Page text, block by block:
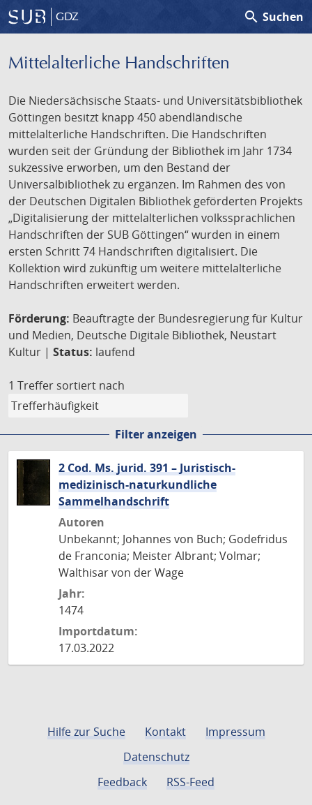
GDZ search Suchen
Mittelalterliche Handschriften
Die Niedersächsische Staats- und Universitätsbibliothek
Göttingen besitzt knapp 450 abendländische
mittelalterliche Handschriften. Die Handschriften
wurden seit der Gründung der Bibliothek im Jahr 1734
sukzessive erworben, um den Bestand der
Universalbibliothek zu ergänzen. Im Rahmen des von
der Deutschen Digitalen Bibliothek geförderten Projekts
„Digitalisierung der mittelalterlichen volkssprachlichen
Handschriften der SUB Göttingen“ wurden in einem
ersten Schritt 74 Handschriften digitalisiert. Die
Kollektion wird zukünftig um weitere mittelalterliche
Handschriften erweitert werden.
Förderung: Beauftragte der Bundesregierung für Kultur
und Medien, Deutsche Digitale Bibliothek, Neustart
Kultur | Status: laufend
1 Treffer sortiert nach
Filter anzeigen
2 Cod. Ms. jurid. 391 – Juristisch-
medizinisch-naturkundliche
Sammelhandschrift
Autoren
Unbekannt; Johannes von Buch; Godefridus
de Franconia; Meister Albrant; Volmar;
Walthisar von der Wage
Jahr:
1474
Importdatum:
17.03.2022
Hilfe zur Suche Kontakt
Impressum
Datenschutz
Feedback
RSS-Feed